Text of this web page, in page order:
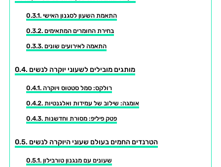
התאמת השעון לסגנון האישי
בחירת החומרים המתאימים
התאמה לאירועים שונים
מותגים מובילים לשעוני יוקרה לנשים
רולקס: סמל סטטוס ויוקרה
אומגה: שילוב של עמידות ואלגנטיות
פטק פיליפ: מסורת וחדשנות
הטרנדים החמים בעולם שעוני היוקרה לנשים
שעונים עם מנגנון טורבילון